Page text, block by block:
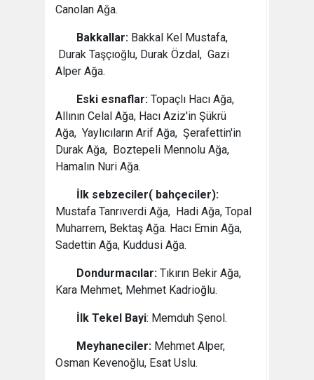
Canolan Ağa.
Bakkallar: Bakkal Kel Mustafa,
Durak Taşçıoğlu, Durak Özdal, Gazi
Alper Ağa.
Eski esnaflar: Topaçlı Hacı Ağa,
Allının Celal Ağa, Hacı Aziz'in Şükrü
Ağa, Yaylıcıların Arif Ağa, Şerafettin'in
Durak Ağa, Boztepeli Mennolu Ağa,
Hamalın Nuri Ağa.
İlk sebzeciler( bahçeciler):
Mustafa Tanrıverdi Ağa, Hadi Ağa, Topal
Muharrem, Bektaş Ağa. Hacı Emin Ağa,
Sadettin Ağa, Kuddusi Ağa.
Dondurmacılar: Tıkırın Bekir Ağa,
Kara Mehmet, Mehmet Kadrioğlu.
İlk Tekel Bayi: Memduh Şenol.
Meyhaneciler: Mehmet Alper,
Osman Kevenoğlu, Esat Uslu.